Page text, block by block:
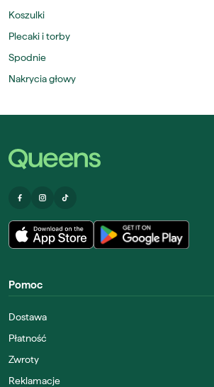
Koszulki
Plecaki i torby
Spodnie
Nakrycia głowy
Pomoc
Dostawa
Płatność
Zwroty
Reklamacje